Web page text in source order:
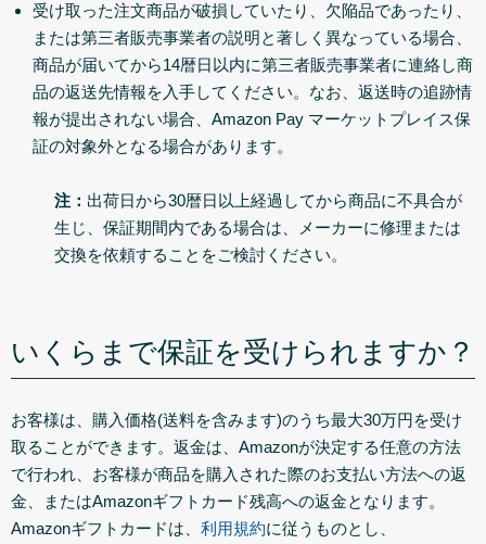
受け取った注文商品が破損していたり、欠陥品であったり、
または第三者販売事業者の説明と著しく異なっている場合、
商品が届いてから14暦日以内に第三者販売事業者に連絡し商
品の返送先情報を入手してください。なお、返送時の追跡情
報が提出されない場合、Amazon Pay マーケットプレイス保
証の対象外となる場合があります。
注： 出荷日から30暦日以上経過してから商品に不具合が
生じ、保証期間内である場合は、メーカーに修理または
交換を依頼することをご検討ください。
いくらまで保証を受けられますか？
お客様は、購入価格(送料を含みます)のうち最大30万円を受け
取ることができます。返金は、Amazonが決定する任意の方法
で行われ、お客様が商品を購入された際のお支払い方法への返
金、またはAmazonギフトカード残高への返金となります。
Amazonギフトカードは、 利用規約に従うものとし、